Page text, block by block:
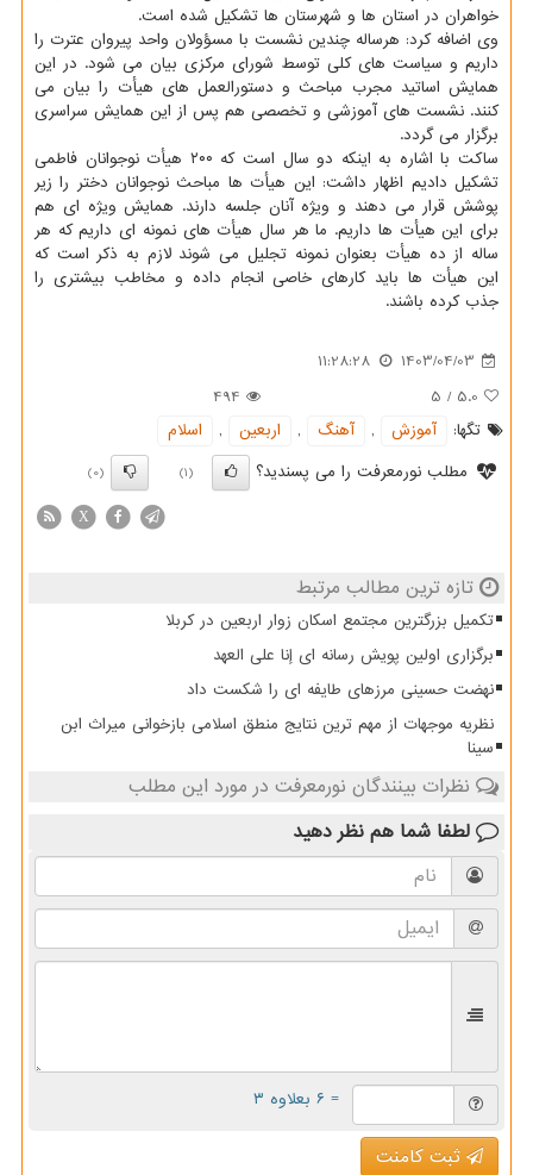
خواهران در استان ها و شهرستان ها تشکیل شده است.
وی اضافه کرد: هرساله چندین نشست با مسؤولان واحد پیروان عترت را
داریم و سیاست های کلی توسط شورای مرکزی بیان می شود. در این
همایش اساتید مجرب مباحث و دستورالعمل های هیأت را بیان می
کنند. نشست های آموزشی و تخصصی هم پس از این همایش سراسری
برگزار می گردد.
ساکت با اشاره به اینکه دو سال است که ۲۰۰ هیأت نوجوانان فاطمی
تشکیل دادیم اظهار داشت: این هیأت ها مباحث نوجوانان دختر را زیر
پوشش قرار می دهند و ویژه آنان جلسه دارند. همایش ویژه ای هم
برای این هیأت ها داریم. ما هر سال هیأت های نمونه ای داریم که هر
ساله از ده هیأت بعنوان نمونه تجلیل می شوند لازم به ذکر است که
این هیأت ها باید کارهای خاصی انجام داده و مخاطب بیشتری را
جذب کرده باشند.
1403/04/03
11:28:28
5.0
/
5
494
تگها:
آموزش , آهنگ , اربعین ,
اسلام
مطلب نورمعرفت را می پسندید؟
(1)
(0)
X
تازه ترین مطالب مرتبط
تکمیل بزرگترین مجتمع اسکان زوار اربعین در کربلا
برگزاری اولین پویش رسانه ای إنا علی العهد
نهضت حسینی مرزهای طایفه ای را شکست داد
نظریه موجهات از مهم ترین نتایج منطق اسلامی بازخوانی میراث ابن
سینا
نظرات بینندگان نورمعرفت در مورد این مطلب
لطفا شما هم نظر دهید
= ۶ بعلاوه ۳
ثبت کامنت